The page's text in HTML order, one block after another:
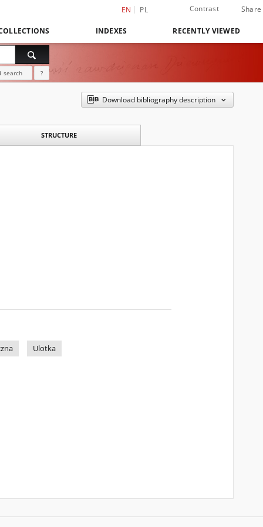
EN PL Contrast Share
INDEXES RECENTLY VIEWED
search ?
Download bibliography description
STRUCTURE
Ulotka